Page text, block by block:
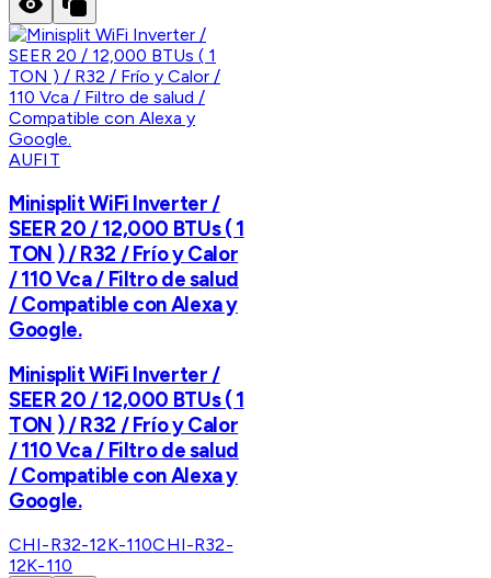
AUFIT
Minisplit WiFi Inverter /
SEER 20 / 12,000 BTUs ( 1
TON ) / R32 / Frío y Calor
/ 110 Vca / Filtro de salud
/ Compatible con Alexa y
Google.
Minisplit WiFi Inverter /
SEER 20 / 12,000 BTUs ( 1
TON ) / R32 / Frío y Calor
/ 110 Vca / Filtro de salud
/ Compatible con Alexa y
Google.
CHI-R32-12K-110CHI-R32-
12K-110